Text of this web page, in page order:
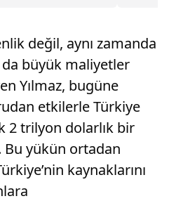
değil, aynı zamanda
büyük maliyetler
Yılmaz, bugüne
etkilerle Türkiye
2 trilyon dolarlık bir
Bu yükün ortadan
kaynaklarını